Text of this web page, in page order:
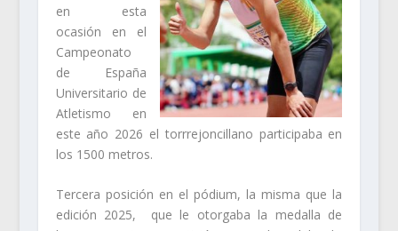
en esta
ocasión en el
Campeonato
de España
Universitario de
Atletismo en
este año 2026 el torrrejoncillano participaba en
los 1500 metros.
Tercera posición en el pódium, la misma que la
edición 2025, que le otorgaba la medalla de